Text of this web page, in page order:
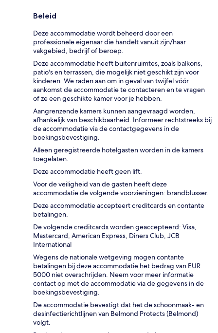
Beleid
Deze accommodatie wordt beheerd door een
professionele eigenaar die handelt vanuit zijn/haar
vakgebied, bedrijf of beroep.
Deze accommodatie heeft buitenruimtes, zoals balkons,
patio's en terrassen, die mogelijk niet geschikt zijn voor
kinderen. We raden aan om in geval van twijfel vóór
aankomst de accommodatie te contacteren en te vragen
of ze een geschikte kamer voor je hebben.
Aangrenzende kamers kunnen aangevraagd worden,
afhankelijk van beschikbaarheid. Informeer rechtstreeks bij
de accommodatie via de contactgegevens in de
boekingsbevestiging.
Alleen geregistreerde hotelgasten worden in de kamers
toegelaten.
Deze accommodatie heeft geen lift.
Voor de veiligheid van de gasten heeft deze
accommodatie de volgende voorzieningen: brandblusser.
Deze accommodatie accepteert creditcards en contante
betalingen.
De volgende creditcards worden geaccepteerd: Visa,
Mastercard, American Express, Diners Club, JCB
International
Wegens de nationale wetgeving mogen contante
betalingen bij deze accommodatie het bedrag van EUR
5000 niet overschrijden. Neem voor meer informatie
contact op met de accommodatie via de gegevens in de
boekingsbevestiging.
De accommodatie bevestigt dat het de schoonmaak- en
desinfectierichtlijnen van Belmond Protects (Belmond)
volgt.